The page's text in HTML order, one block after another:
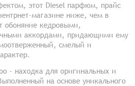
этот Diesel парфюм, прайс
магазине ниже, чем в
обоняние кедровыми,
аккордами, придающими ему
смелый и
- находка для оригинальных и
на основе уникального